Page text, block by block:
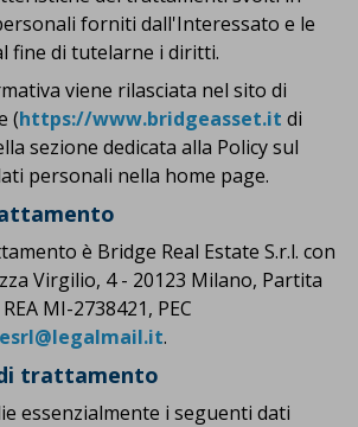
forniti dall'Interessato e le
fine di tutelarne i diritti.
viene rilasciata nel sito di
(https://www.bridgeasset.it di
sezione dedicata alla Policy sul
personali nella home page.
è Bridge Real Estate S.r.l. con
Virgilio, 4 - 20123 Milano, Partita
MI-2738421, PEC
.
trattamento
essenzialmente i seguenti dati